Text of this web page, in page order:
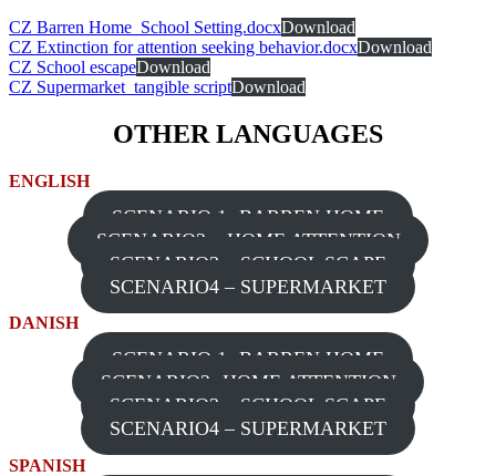
CZ Barren Home_School Setting.docxDownload
CZ Extinction for attention seeking behavior.docxDownload
CZ School escapeDownload
CZ Supermarket_tangible scriptDownload
OTHER LANGUAGES
ENGLISH
SCENARIO 1- BARREN HOME
SCENARIO2 – HOME ATTENTION
SCENARIO3 – SCHOOL SCAPE
SCENARIO4 – SUPERMARKET
DANISH
SCENARIO 1- BARREN HOME
SCENARIO2- HOME ATTENTION
SCENARIO3 – SCHOOL SCAPE
SCENARIO4 – SUPERMARKET
SPANISH